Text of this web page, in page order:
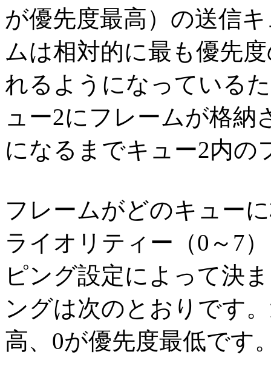
が優先度最高）の送信
ムは相対的に最も優先
れるようになっている
ュー2にフレームが格納
になるまでキュー2内の
フレームがどのキュー
ライオリティー（0～7
ピング設定によって決
ングは次のとおりです
高、0が優先度最低です